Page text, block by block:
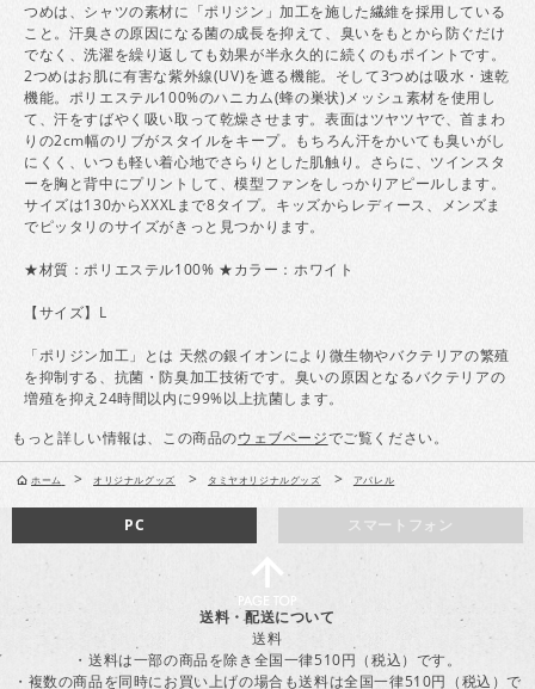
つめは、シャツの素材に「ポリジン」加工を施した繊維を採用している
こと。汗臭さの原因になる菌の成長を抑えて、臭いをもとから防ぐだけ
でなく、洗濯を繰り返しても効果が半永久的に続くのもポイントです。
2つめはお肌に有害な紫外線(UV)を遮る機能。そして3つめは吸水・速乾
機能。ポリエステル100%のハニカム(蜂の巣状)メッシュ素材を使用し
て、汗をすばやく吸い取って乾燥させます。表面はツヤツヤで、首まわ
りの2cm幅のリブがスタイルをキープ。もちろん汗をかいても臭いがし
にくく、いつも軽い着心地でさらりとした肌触り。さらに、ツインスタ
ーを胸と背中にプリントして、模型ファンをしっかりアピールします。
サイズは130からXXXLまで8タイプ。キッズからレディース、メンズま
でピッタリのサイズがきっと見つかります。
★材質：ポリエステル100% ★カラー：ホワイト
【サイズ】L
「ポリジン加工」とは 天然の銀イオンにより微生物やバクテリアの繁殖
を抑制する、抗菌・防臭加工技術です。臭いの原因となるバクテリアの
増殖を抑え24時間以内に99%以上抗菌します。
もっと詳しい情報は、この商品のウェブページでご覧ください。
ホーム > オリジナルグッズ > タミヤオリジナルグッズ > アパレル
スマートフォン
PC
送料・配送について
送料
・送料は一部の商品を除き全国一律510円（税込）です。
・複数の商品を同時にお買い上げの場合も送料は全国一律510円（税込）で